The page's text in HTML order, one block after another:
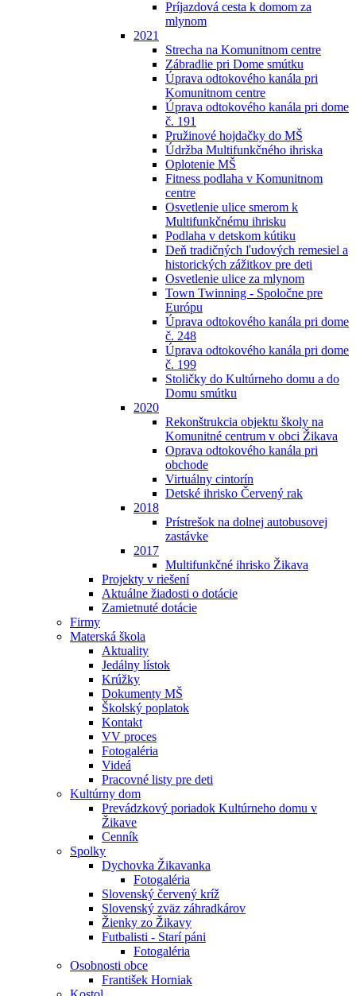
Príjazdová cesta k domom za
mlynom
2021
Strecha na Komunitnom centre
Zábradlie pri Dome smútku
Úprava odtokového kanála pri
Komunitnom centre
Úprava odtokového kanála pri dome
č. 191
Pružinové hojdačky do MŠ
Údržba Multifunkčného ihriska
Oplotenie MŠ
Fitness podlaha v Komunitnom
centre
Osvetlenie ulice smerom k
Multifunkčnému ihrisku
Podlaha v detskom kútiku
Deň tradičných ľudových remesiel a
historických zážitkov pre deti
Osvetlenie ulice za mlynom
Town Twinning - Spoločne pre
Európu
Úprava odtokového kanála pri dome
č. 248
Úprava odtokového kanála pri dome
č. 199
Stoličky do Kultúrneho domu a do
Domu smútku
2020
Rekonštrukcia objektu školy na
Komunitné centrum v obci Žikava
Oprava odtokového kanála pri
obchode
Virtuálny cintorín
Detské ihrisko Červený rak
2018
Prístrešok na dolnej autobusovej
zastávke
2017
Multifunkčné ihrisko Žikava
Projekty v riešení
Aktuálne žiadosti o dotácie
Zamietnuté dotácie
Firmy
Materská škola
Aktuality
Jedálny lístok
Krúžky
Dokumenty MŠ
Školský poplatok
Kontakt
VV proces
Fotogaléria
Videá
Pracovné listy pre deti
Kultúrny dom
Prevádzkový poriadok Kultúrneho domu v
Žikave
Cenník
Spolky
Dychovka Žikavanka
Fotogaléria
Slovenský červený kríž
Slovenský zväz záhradkárov
Žienky zo Žikavy
Futbalisti - Starí páni
Fotogaléria
Osobnosti obce
František Horniak